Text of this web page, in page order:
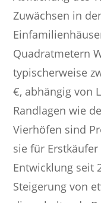
Zuwächsen in
Quadratmetern
typischerweise
€, abhängig von
Randlagen wie
Vierhöfen sind
sie für
Entwicklung seit
Steigerung von